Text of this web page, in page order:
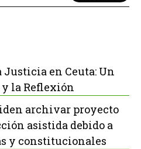
en Ceuta: Un
y la Reflexión
archivar proyecto
asistida debido a
y constitucionales